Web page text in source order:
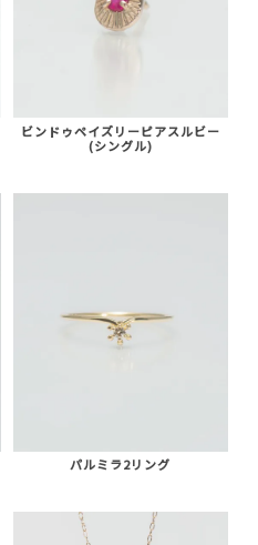
ビンドゥペイズリーピアスルビー
(シングル)
パルミラ2リング